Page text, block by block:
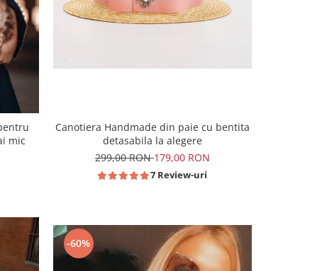
mic
Canotiera Handmade din paie cu bentita
detasabila la alegere
299,00 RON179,00 RON
7 Review-uri
-60%